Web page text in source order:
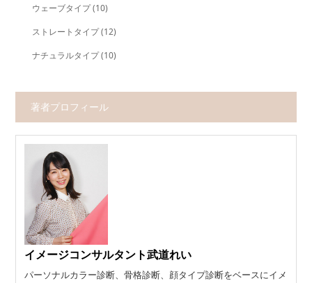
ウェーブタイプ(10)
ストレートタイプ(12)
ナチュラルタイプ(10)
著者プロフィール
イメージコンサルタント武道れい
パーソナルカラー診断、骨格診断、顔タイプ診断をベースにイメ